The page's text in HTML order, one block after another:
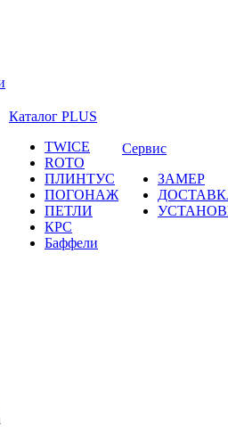
Каталог PLUS
TWICE
ROTO
ПЛИНТУС
ПОГОНАЖ
ПЕТЛИ
КРС
Баффели
Сервис
ЗАМЕР